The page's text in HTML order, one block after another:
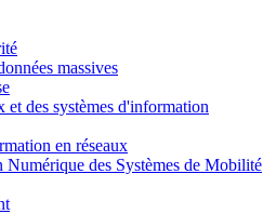
massives
et des systèmes d'information
en réseaux
des Systèmes de Mobilité